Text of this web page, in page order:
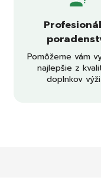
Pomôžeme vám
najlepšie z
doplnkov